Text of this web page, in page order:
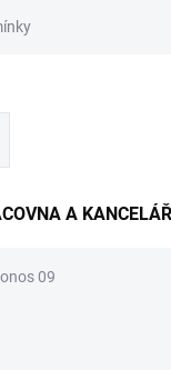
Podmínky
A KANCELÁŘ
09